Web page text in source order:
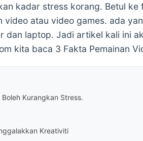
kadar stress korang. Betul
video atau video games. ada
dan laptop. Jadi artikel kali ini
kita baca 3 Fakta Pemainan
Kurangkan Stress.
Kreativiti